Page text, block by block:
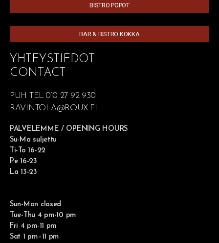
BISTRO POPOT
BAR & BISTRO KOKKA
YHTEYSTIEDOT
CONTACT
PUH TEL 010 27 92 930
RAVINTOLA@ROUX.FI
PALVELEMME / OPENING HOURS
Su-Ma suljettu
Ti-To 16-22
Pe 16-23
La 13-23
Sun-Mon closed
Tue-Thu 4 pm-10 pm
Fri 4 pm-11 pm
Sat 1 pm–11 pm